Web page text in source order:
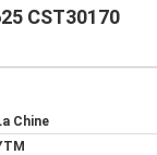
CST30170
Chine